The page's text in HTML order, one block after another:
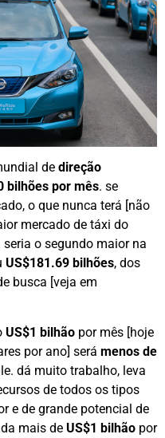
de direção
bilhões por mês. se
o que nunca terá [não
mercado de táxi do
o segundo maior na
US$181.69 bilhões, dos
busca [veja em
US$1 bilhão por mês [hoje
por ano] será menos de
dá muito trabalho, leva
de todos os tipos
e de grande potencial de
mais de US$1 bilhão por